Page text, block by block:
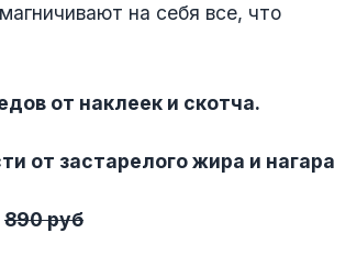
на себя все, что
от наклеек и скотча.
от застарелого жира и нагара
890 руб